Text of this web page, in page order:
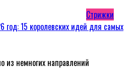
Стрижки
год: 15 королевских идей для самых
немногих направлений